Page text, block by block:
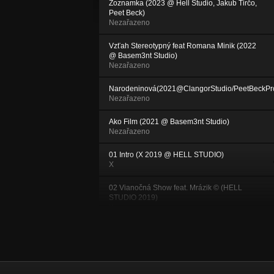
Zoznamka (2023 @ Hell Studio, Jakub Tirčo,
Peet Beck)
Nezařazeno
Vzťah Stereotypný feat Romana Minik (2022
@ Basem3nt Studio)
Nezařazeno
Narodeninová(2021@ClangorStudio/
Nezařazeno
Ako Film (2021 @ Basem3nt Studio)
Nezařazeno
01 Intro (X 2019 @ HELL STUDIO)
X
02 Vianočná Show feat. Mrázik © (HELL
STUDIO 2019)
04 Piatok večer (X 2019 @ HELL STUDIO)